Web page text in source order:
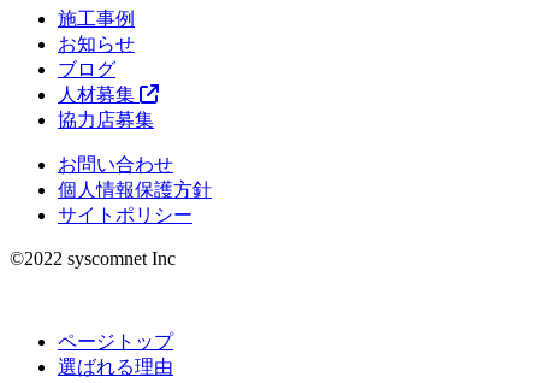
施工事例
お知らせ
ブログ
人材募集
協力店募集
お問い合わせ
個人情報保護方針
サイトポリシー
©︎2022 syscomnet Inc
ページトップ
選ばれる理由